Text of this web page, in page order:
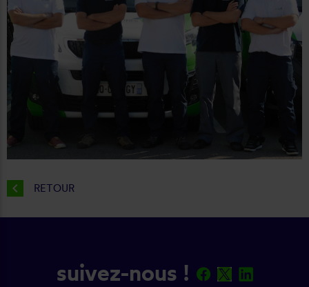
chevron_left RETOUR
suivez-nous !